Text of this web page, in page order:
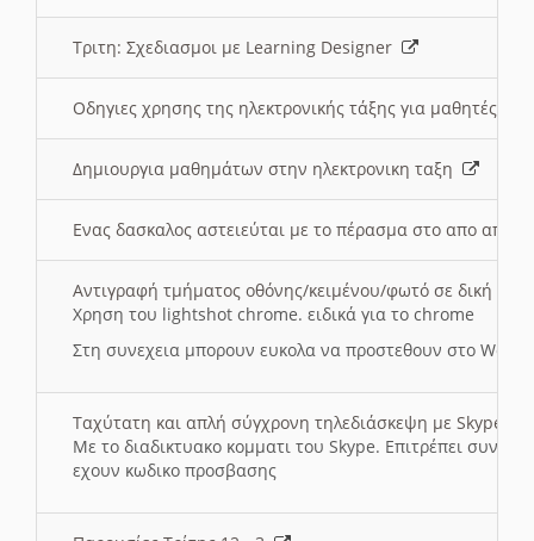
Τριτη: Σχεδιασμοι με Learning Designer
Οδηγιες χρησης της ηλεκτρονικής τάξης για μαθητές
Δημιουργια μαθημάτων στην ηλεκτρονικη ταξη
Ενας δασκαλος αστειεύται με το πέρασμα στο απο
Αντιγραφή τμήματος οθόνης/κειμένου/φωτό σε δική
Χρηση του lightshot chrome. ειδικά για το chrome
Στη συνεχεια μπορουν ευκολα να προστεθουν στο Word
Ταχύτατη και απλή σύγχρονη τηλεδιάσκεψη με Skype
Με το διαδικτυακο κομματι του Skype. Επιτρέπει
εχουν κωδικο προσβασης